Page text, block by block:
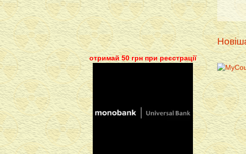
отримай 50 грн при реєстрації